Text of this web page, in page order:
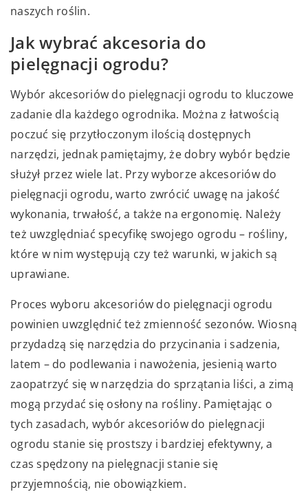
naszych roślin.
Jak wybrać akcesoria do
pielęgnacji ogrodu?
Wybór akcesoriów do pielęgnacji ogrodu to kluczowe
zadanie dla każdego ogrodnika. Można z łatwością
poczuć się przytłoczonym ilością dostępnych
narzędzi, jednak pamiętajmy, że dobry wybór będzie
służył przez wiele lat. Przy wyborze akcesoriów do
pielęgnacji ogrodu, warto zwrócić uwagę na jakość
wykonania, trwałość, a także na ergonomię. Należy
też uwzględniać specyfikę swojego ogrodu – rośliny,
które w nim występują czy też warunki, w jakich są
uprawiane.
Proces wyboru akcesoriów do pielęgnacji ogrodu
powinien uwzględnić też zmienność sezonów. Wiosną
przydadzą się narzędzia do przycinania i sadzenia,
latem – do podlewania i nawożenia, jesienią warto
zaopatrzyć się w narzędzia do sprzątania liści, a zimą
mogą przydać się osłony na rośliny. Pamiętając o
tych zasadach, wybór akcesoriów do pielęgnacji
ogrodu stanie się prostszy i bardziej efektywny, a
czas spędzony na pielęgnacji stanie się
przyjemnością, nie obowiązkiem.